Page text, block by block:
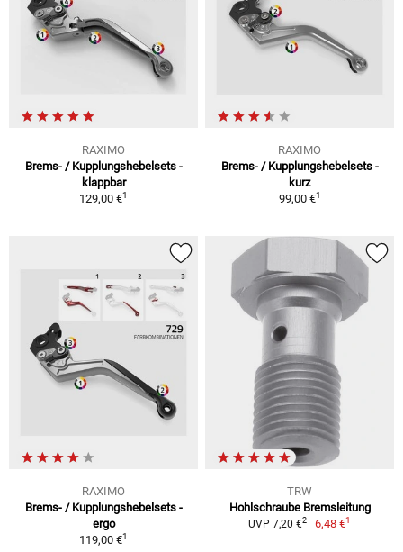
RAXIMO
Brems- / Kupplungshebelsets -
klappbar
129,00 €1
RAXIMO
Brems- / Kupplungshebelsets -
kurz
99,00 €1
RAXIMO
Brems- / Kupplungshebelsets -
ergo
119,00 €1
TRW
Hohlschraube Bremsleitung
UVP 7,20 €2 6,48 €1